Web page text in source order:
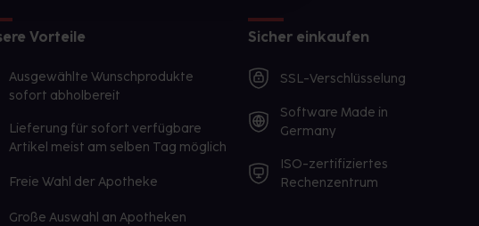
Vorteile
Ausgewählte Wunschprodukte
sofort abholbereit
Lieferung für sofort verfügbare
Artikel meist am selben Tag möglich
Freie Wahl der Apotheke
Große Auswahl an Apotheken
Sicher einkaufen
SSL-Verschlüsselung
Software Made in
Germany
ISO-zertifiziertes
Rechenzentrum